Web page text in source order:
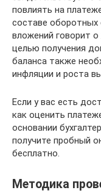
повлиять на
составе
вложений говорит
целью получения
баланса также
инфляции и роста
Если у вас есть
как оценить
основании
получите пробный
бесплатно.
Методика